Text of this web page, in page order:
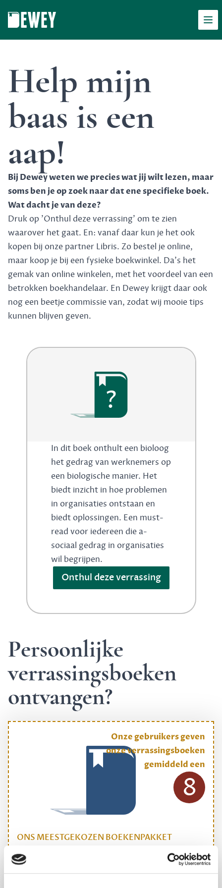
Help mijn
baas is een
aap!
Bij Dewey weten we precies wat jij wilt lezen, maar
soms ben je op zoek naar dat ene specifieke boek.
Wat dacht je van deze?
Druk op 'Onthul deze verrassing' om te zien
waarover het gaat. En: vanaf daar kun je het ook
kopen bij onze partner Libris. Zo bestel je online,
maar koop je bij een fysieke boekwinkel. Da's het
gemak van online winkelen, met het voordeel van een
betrokken boekhandelaar. En Dewey krijgt daar ook
nog een beetje commissie van, zodat wij mooie tips
kunnen blijven geven.
?
In dit boek onthult een bioloog
het gedrag van werknemers op
een biologische manier. Het
biedt inzicht in hoe problemen
in organisaties ontstaan en
biedt oplossingen. Een must-
read voor iedereen die a-
sociaal gedrag in organisaties
wil begrijpen.
Onthul deze verrassing
Persoonlijke
verrassingsboeken
ontvangen?
ONS MEESTGEKOZEN BOEKENPAKKET
Dewey Plus
Onze gebruikers geven
onze verrassingsboeken
gemiddeld een
8